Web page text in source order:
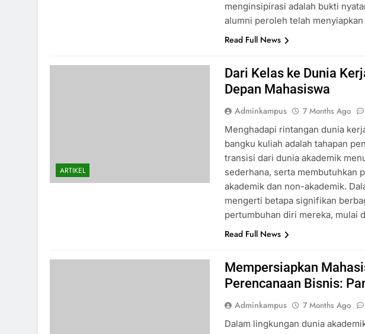
menginsipirasi adalah bukti
alumni peroleh telah
Read Full News
ARTIKEL
Dari Kelas ke Dunia
Depan Mahasiswa
Adminkampus 7 Months Ago
Menghadapi rintangan dunia
bangku kuliah adalah tahapan
transisi dari dunia akademik
sederhana, serta membutuhkan
akademik dan non-akademik.
mengerti betapa signifikan
pertumbuhan diri mereka, mulai
Read Full News
Mempersiapkan
Perencanaan Bisnis:
Adminkampus 7 Months Ago
Dalam lingkungan dunia